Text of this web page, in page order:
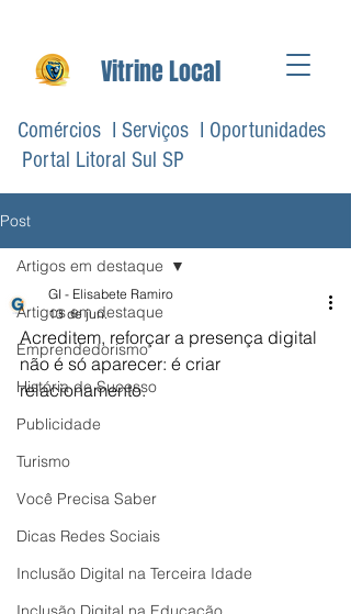
Vitrine Local
Comércios I Serviços I Oportunidades
Portal Litoral Sul SP
Post
Artigos em destaque
Emprendedorismo
História de Sucesso
Publicidade
Turismo
Você Precisa Saber
Dicas Redes Sociais
Inclusão Digital na Terceira Idade
Artigos em destaque
GI - Elisabete Ramiro
13 de jun.
Acreditem, reforçar a presença digital
não é só aparecer: é criar
relacionamento.